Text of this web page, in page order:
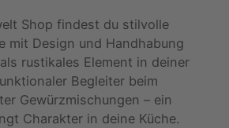
Shop findest du stilvolle
mit Design und Handhabung
rustikales Element in deiner
Begleiter beim
Gewürzmischungen – ein
Charakter in deine Küche.